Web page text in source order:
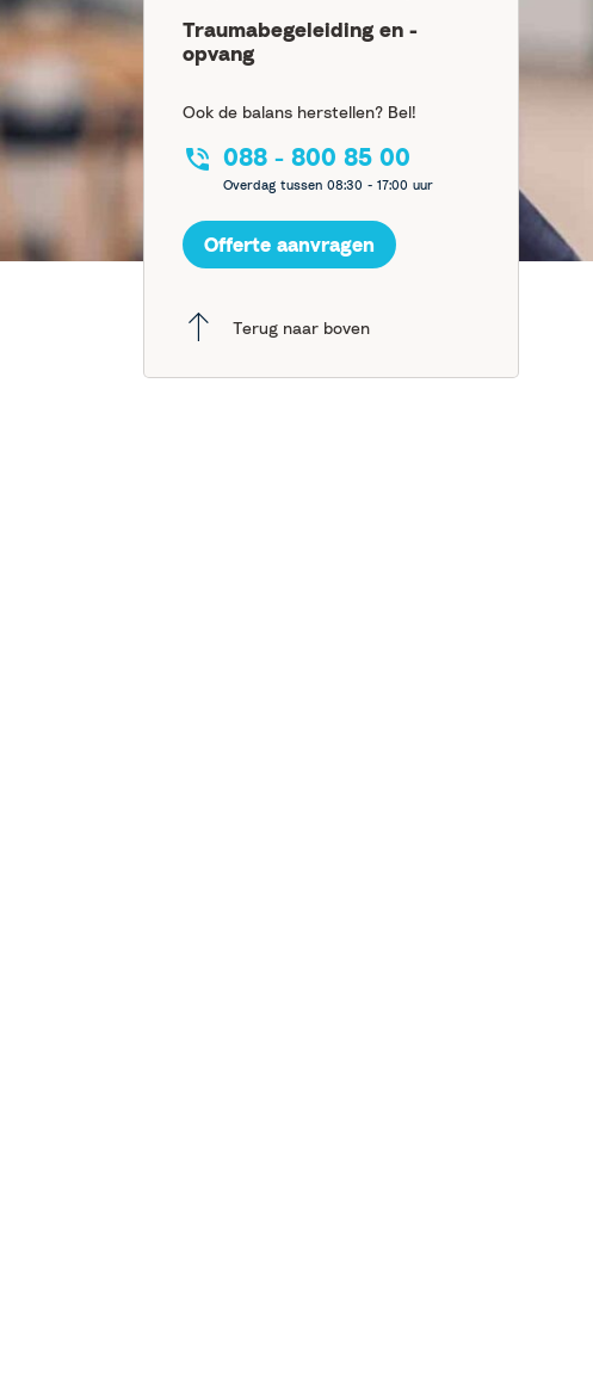
Traumabegeleiding en -
opvang
Ook de balans herstellen? Bel!
088 - 800 85 00
Overdag tussen 08:30 - 17:00 uur
Offerte aanvragen
Terug naar boven